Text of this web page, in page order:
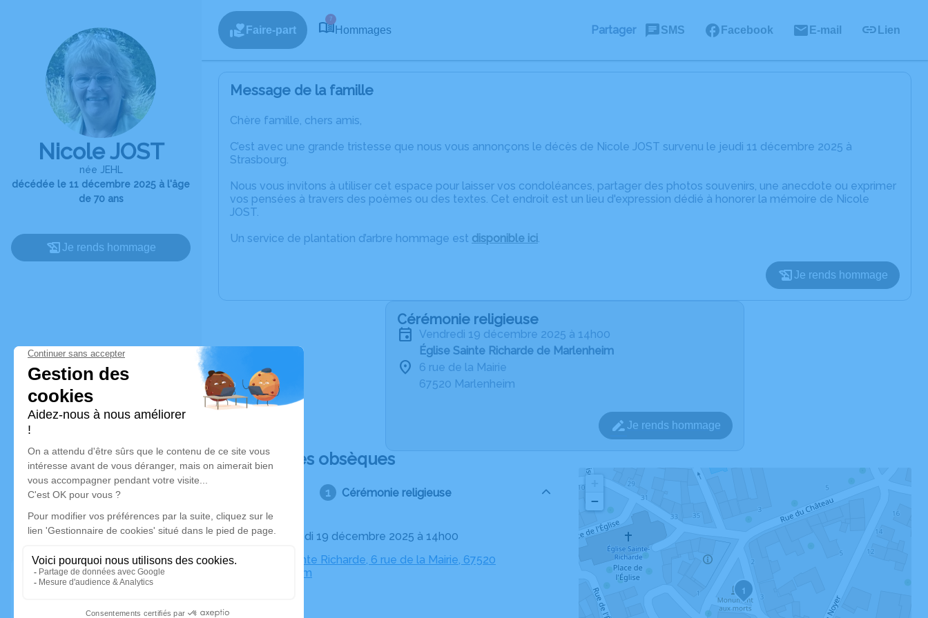
Nicole JOST
née JEHL
décédée le 11 décembre 2025 à l'âge
de 70 ans
Je rends hommage
Faire-part
7
Hommages Partager SMS Facebook E-mail Lien
Message de la famille
Chère famille, chers amis,
C’est avec une grande tristesse que nous vous annonçons le décès de Nicole JOST survenu le jeudi 11 décembre 2025 à
Strasbourg.
Nous vous invitons à utiliser cet espace pour laisser vos condoléances, partager des photos souvenirs, une anecdote ou exprimer
vos pensées à travers des poèmes ou des textes. Cet endroit est un lieu d'expression dédié à honorer la mémoire de Nicole
JOST.
Un service de plantation d’arbre hommage est disponible ici.
Je rends hommage
Cérémonie religieuse
vendredi 19 décembre 2025 à 14h00
Église Sainte Richarde de Marlenheim
6 rue de la Mairie
67520 Marlenheim
Je rends hommage
Déroulé des obsèques
Cérémonie religieuse
Le vendredi 19 décembre 2025 à 14h00
Église Sainte Richarde, 6 rue de la Mairie, 67520
Marlenheim
1
−